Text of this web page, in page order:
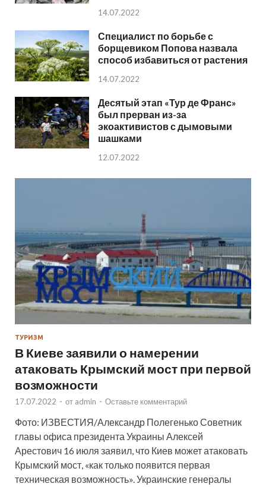
14.07.2022
Специалист по борьбе с
борщевиком Попова назвала
способ избавиться от растения
14.07.2022
Десятый этап «Тур де Франс»
был прерван из-за
экоактивистов с дымовыми
шашками
12.07.2022
ТУРИЗМ
В Киеве заявили о намерении
атаковать Крымский мост при первой
возможности
17.07.2022 - от admin - Оставьте комментарий
Фото: ИЗВЕСТИЯ/Александр Полегенько Советник
главы офиса президента Украины Алексей
Арестович 16 июля заявил, что Киев может атаковать
Крымский мост, «как только появится первая
техническая возможность». Украинские генералы